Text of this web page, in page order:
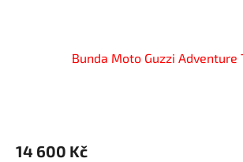
Bunda Moto Guzzi Adventure
14 600 Kč